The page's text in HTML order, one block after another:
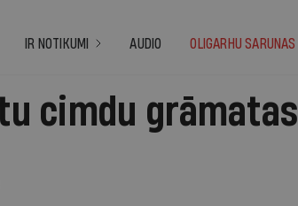
IR NOTIKUMI AUDIO OLIGARHU SARUNAS
cimdu grāmatas